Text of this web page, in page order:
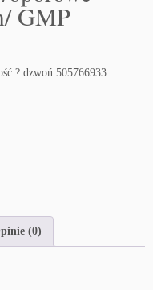
GMP
? dzwoń 505766933
(0)